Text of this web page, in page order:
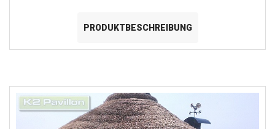
PRODUKTBESCHREIBUNG